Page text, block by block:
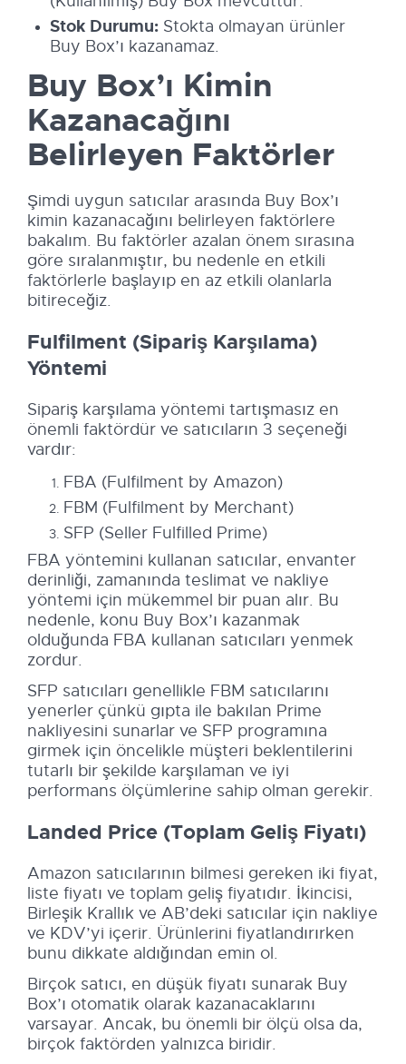
Stok Durumu: Stokta olmayan ürünler
Buy Box’ı kazanamaz.
Buy Box’ı Kimin
Kazanacağını
Belirleyen Faktörler
Şimdi uygun satıcılar arasında Buy Box’ı
kimin kazanacağını belirleyen faktörlere
bakalım. Bu faktörler azalan önem sırasına
göre sıralanmıştır, bu nedenle en etkili
faktörlerle başlayıp en az etkili olanlarla
bitireceğiz.
Fulfilment (Sipariş Karşılama)
Yöntemi
Sipariş karşılama yöntemi tartışmasız en
önemli faktördür ve satıcıların 3 seçeneği
vardır:
FBA (Fulfilment by Amazon)
FBM (Fulfilment by Merchant)
SFP (Seller Fulfilled Prime)
FBA yöntemini kullanan satıcılar, envanter
derinliği, zamanında teslimat ve nakliye
yöntemi için mükemmel bir puan alır. Bu
nedenle, konu Buy Box’ı kazanmak
olduğunda FBA kullanan satıcıları yenmek
zordur.
SFP satıcıları genellikle FBM satıcılarını
yenerler çünkü gıpta ile bakılan Prime
nakliyesini sunarlar ve SFP programına
girmek için öncelikle müşteri beklentilerini
tutarlı bir şekilde karşılaman ve iyi
performans ölçümlerine sahip olman gerekir.
Landed Price (Toplam Geliş Fiyatı)
Amazon satıcılarının bilmesi gereken iki fiyat,
liste fiyatı ve toplam geliş fiyatıdır. İkincisi,
Birleşik Krallık ve AB’deki satıcılar için nakliye
ve KDV’yi içerir. Ürünlerini fiyatlandırırken
bunu dikkate aldığından emin ol.
Birçok satıcı, en düşük fiyatı sunarak Buy
Box’ı otomatik olarak kazanacaklarını
varsayar. Ancak, bu önemli bir ölçü olsa da,
birçok faktörden yalnızca biridir.